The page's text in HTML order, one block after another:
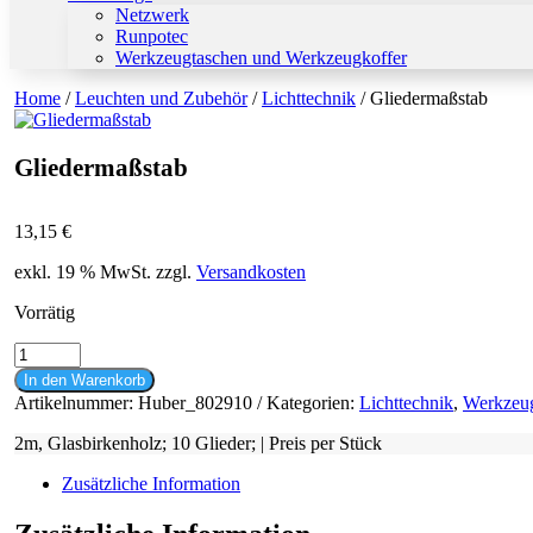
Netzwerk
Runpotec
Werkzeugtaschen und Werkzeugkoffer
Home /Leuchten und Zubehör/Lichttechnik / Gliedermaßstab
Gliedermaßstab
13,15 €
exkl. 19 % MwSt. zzgl. Versandkosten
Vorrätig
Gliedermaßstab
Menge
In den Warenkorb
Artikelnummer: Huber_802910 Kategorien: Lichttechnik,
2m, Glasbirkenholz; 10 Glieder; | Preis per Stück
Zusätzliche Information